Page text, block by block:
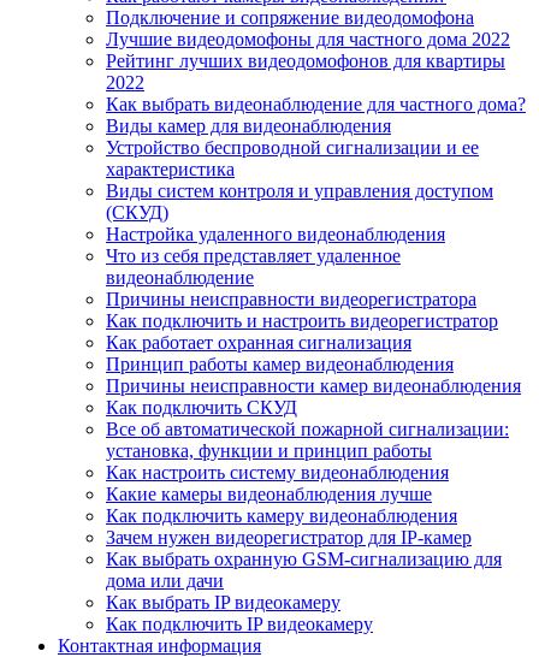
Подключение и сопряжение видеодомофона
Лучшие видеодомофоны для частного дома 2022
Рейтинг лучших видеодомофонов для квартиры
2022
Как выбрать видеонаблюдение для частного дома?
Виды камер для видеонаблюдения
Устройство беспроводной сигнализации и ее
характеристика
Виды систем контроля и управления доступом
(СКУД)
Настройка удаленного видеонаблюдения
Что из себя представляет удаленное
видеонаблюдение
Причины неисправности видеорегистратора
Как подключить и настроить видеорегистратор
Как работает охранная сигнализация
Принцип работы камер видеонаблюдения
Причины неисправности камер видеонаблюдения
Как подключить СКУД
Все об автоматической пожарной сигнализации:
установка, функции и принцип работы
Как настроить систему видеонаблюдения
Какие камеры видеонаблюдения лучше
Как подключить камеру видеонаблюдения
Зачем нужен видеорегистратор для IP-камер
Как выбрать охранную GSM-сигнализацию для
дома или дачи
Как выбрать IP видеокамеру
Как подключить IP видеокамеру
Контактная информация